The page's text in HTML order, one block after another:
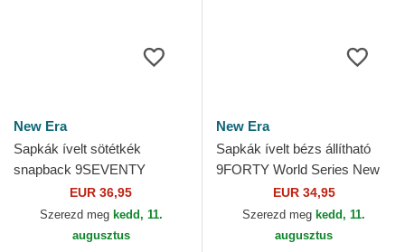
New Era
Sapkák ívelt sötétkék
snapback 9SEVENTY
Stretch Snap Iridiscent
Chelsea Football Club
EUR 36,95
Szerezd meg kedd, 11.
augusztus
New Era
Sapkák ívelt bézs állítható
9FORTY World Series New
York Yankees MLB New Era
EUR 34,95
Szerezd meg kedd, 11.
augusztus